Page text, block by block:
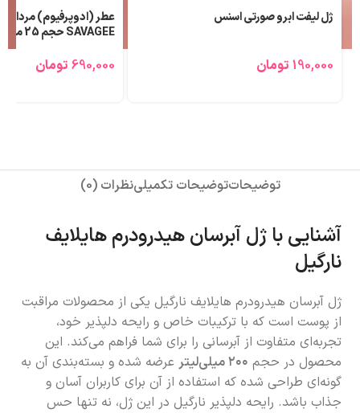
ژل لیفت ابرو صورتی اسنس
190,000 تومان
عطر (ادوپرفیوم) مردانه
SAVAGEE حجم 25 میلی لیتر
690,000 تومان
توضیحاتتوضیحات تکمیلینظرات (0)
آشنایی با ژل آبرسان هیدرودرم هایلایف
نارگیل
ژل آبرسان هیدرودرم هایلایف نارگیل یکی از محصولات مراقبت
از پوست است که با ترکیبات خاص و رایحه دلپذیر خود،
تجربه‌ای متفاوت از آبرسانی را برای شما فراهم می‌کند. این
محصول در حجم ۲۰۰ میلی‌لیتر
عرضه شده و بسته‌بندی آن به
گونه‌ای طراحی شده که استفاده از آن برای کاربران آسان و
جذاب باشد. رایحه دلپذیر نارگیل در این ژل، نه تنها حس